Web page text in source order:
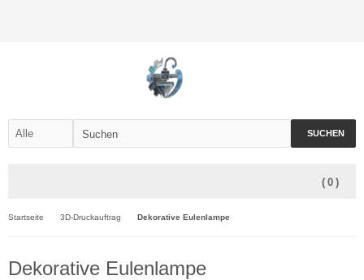
SUCHEN
( 0 )
Startseite 3D-Druckauftrag Dekorative Eulenlampe
Dekorative Eulenlampe